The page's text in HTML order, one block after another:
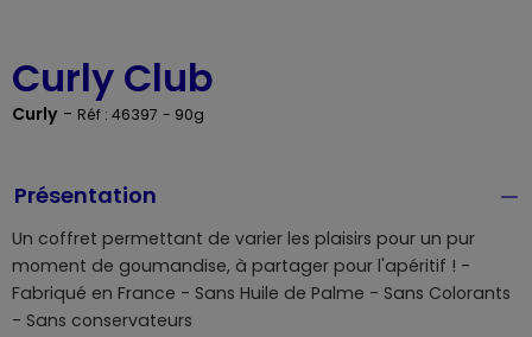
Curly Club
Curly - Réf : 46397 - 90g
Présentation
Un coffret permettant de varier les plaisirs pour un pur
moment de goumandise, à partager pour l'apéritif ! -
Fabriqué en France - Sans Huile de Palme - Sans Colorants
- Sans conservateurs